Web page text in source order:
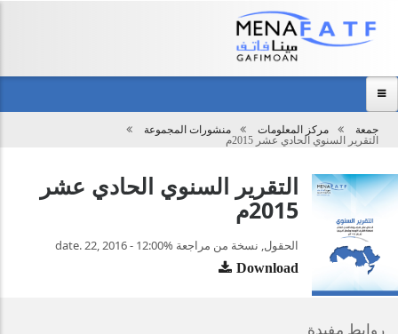
عن المجموعة
الفعاليات
تحميل
جمعة مركز المعلومات
منشورات المجموعة
التقرير السنوي الحادي عشر 2015م
التقرير السنوي الحادي عشر
2015م
الحقول, نسخة من مراجعة %date. 22, 2016 - 12:00
Download
روابط مفيدة